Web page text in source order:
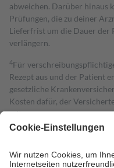
abweichen. Darüber hinaus
Prüfungen, die zu deiner
Lieferfrist um die Dauer der
verlängern.
4Für
Rezept aus und der Patient
gesetzliche
Kosten dafür, der
mit.
Grundsätzlich leisten
höchstens zehn Euro.
Es
Kosten der Leistung zu